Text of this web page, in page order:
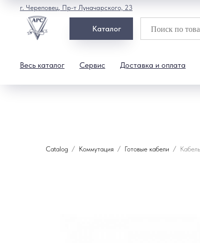
Каталог
Весь каталог Сервис Доставка и оплата
г. Череповец, Пр-т Луначарского, 23
Catalog Коммутация Готовые кабели